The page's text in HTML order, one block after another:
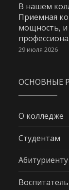
В нашем
Приемная
мощность,
29 июля 2026
ОСНОВНЫЕ
О колледже
Студентам
Абитуриенту